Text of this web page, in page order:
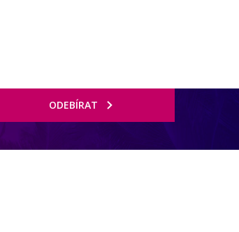
ODEBÍRAT